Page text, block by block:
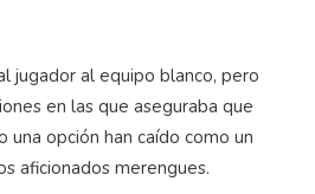
jugador al equipo blanco, pero
en las que aseguraba que
una opción han caído como un
aficionados merengues.